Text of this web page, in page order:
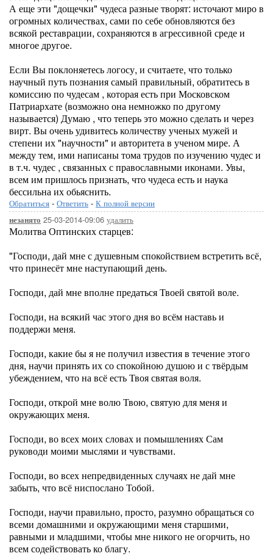
А еще эти "дощечки" чудеса разные творят: источают миро в
огромных количествах, сами по себе обновляются без
всякой реставрации, сохраняются в агрессивной среде и
многое другое.
Если Вы поклоняетесь логосу, и считаете, что только
научный путь познания самый правильный, обратитесь в
комиссию по чудесам , которая есть при Московском
Патриархате (возможно она немножко по другому
называется) Думаю , что теперь это можно сделать и через
вирт. Вы очень удивитесь количеству ученых мужей и
степени их "научности" и авторитета в ученом мире. А
между тем, ими написаны тома трудов по изучению чудес и
в т.ч. чудес , связанных с православными иконами. Увы,
всем им пришлось признать, что чудеса есть и наука
бессильна их обьяснить.
Обратиться - Ответить - К полной версии
незанято 25-03-2014-09:06 удалить
Молитва Оптинских старцев:
"Господи, дай мне с душевным спокойствием встретить всё,
что принесёт мне наступающий день.
Господи, дай мне вполне предаться Твоей святой воле.
Господи, на всякий час этого дня во всём наставь и
поддержи меня.
Господи, какие бы я не получил известия в течение этого
дня, научи принять их со спокойною душою и с твёрдым
убеждением, что на всё есть Твоя святая воля.
Господи, открой мне волю Твою, святую для меня и
окружающих меня.
Господи, во всех моих словах и помышлениях Сам
руководи моими мыслями и чувствами.
Господи, во всех непредвиденных случаях не дай мне
забыть, что всё ниспослано Тобой.
Господи, научи правильно, просто, разумно обращаться со
всеми домашними и окружающими меня старшими,
равными и младшими, чтобы мне никого не огорчить, но
всем содействовать ко благу.